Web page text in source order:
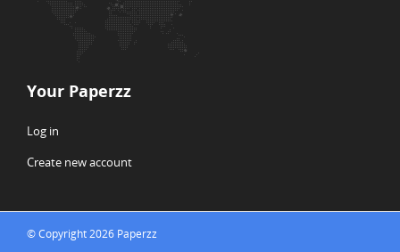
Your Paperzz
Log in
Create new account
© Copyright 2026 Paperzz